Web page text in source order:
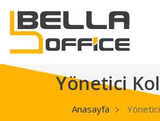
Yönetici
Anasayfa